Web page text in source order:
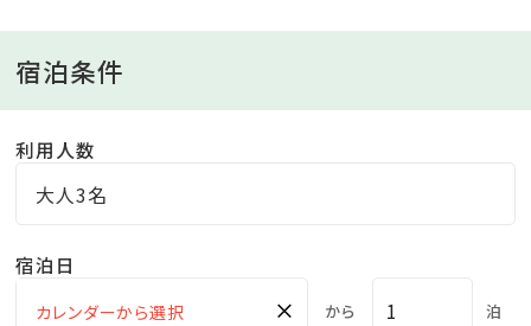
「低アレルゲンメニュー」のご用意が可能です。ご希望の
お客様は備考欄にご入力ください。
※「低アレルゲンメニュー」のお申込みは2日前までとな
ります。
中の食材変更、苦手食材等のご対応は出来かねます。
詳しくは公式サイトをご確認くださいませ。
宿泊条件
利用人数
大人3名
宿泊日
× から 泊